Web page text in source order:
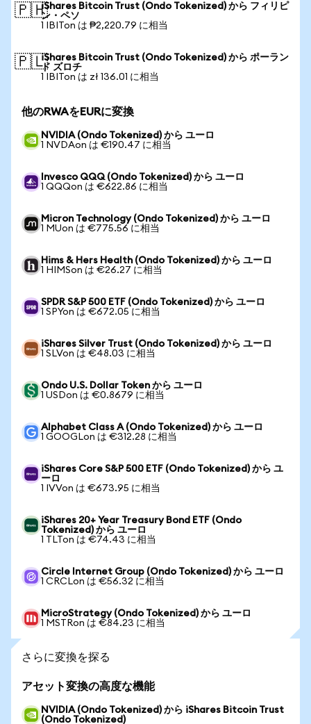
🇵🇭iShares Bitcoin Trust (Ondo Tokenized) から フィリピ
ン・ペソ
1 IBITon は ₱2,220.79 に相当
🇵🇱iShares Bitcoin Trust (Ondo Tokenized) から ポーラン
ド ズロチ
1 IBITon は zł 136.01 に相当
他のRWAをEURに変換
NVIDIA (Ondo Tokenized) から ユーロ
1 NVDAon は €190.47 に相当
Invesco QQQ (Ondo Tokenized) から ユーロ
1 QQQon は €622.86 に相当
Micron Technology (Ondo Tokenized) から ユーロ
1 MUon は €775.56 に相当
Hims & Hers Health (Ondo Tokenized) から ユーロ
1 HIMSon は €26.27 に相当
SPDR S&P 500 ETF (Ondo Tokenized) から ユーロ
1 SPYon は €672.05 に相当
iShares Silver Trust (Ondo Tokenized) から ユーロ
1 SLVon は €48.03 に相当
Ondo U.S. Dollar Token から ユーロ
1 USDon は €0.8679 に相当
Alphabet Class A (Ondo Tokenized) から ユーロ
1 GOOGLon は €312.28 に相当
iShares Core S&P 500 ETF (Ondo Tokenized) から ユ
ーロ
1 IVVon は €673.95 に相当
iShares 20+ Year Treasury Bond ETF (Ondo
Tokenized) から ユーロ
1 TLTon は €74.43 に相当
Circle Internet Group (Ondo Tokenized) から ユーロ
1 CRCLon は €56.32 に相当
MicroStrategy (Ondo Tokenized) から ユーロ
1 MSTRon は €84.23 に相当
さらに変換を探る
アセット変換の高度な機能
NVIDIA (Ondo Tokenized) から iShares Bitcoin Trust
(Ondo Tokenized)